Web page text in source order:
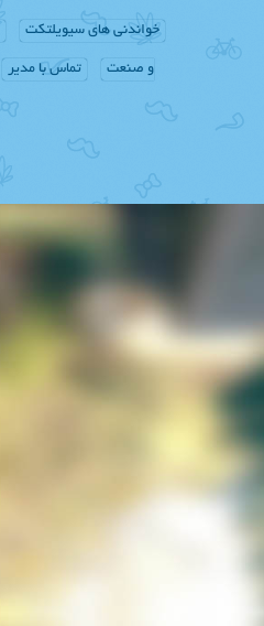
خواندنی های سیویلتکت
و صنعت تماس با مدیر